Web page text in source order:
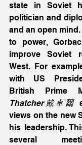
state in Soviet
politician and
and an open
to power,
improve Soviet
West. For
with US
British Prime
Thatcher戴卓爾
views on the new
his leadership.
several